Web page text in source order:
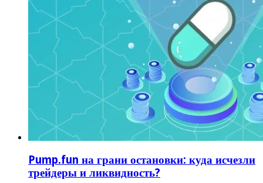
Pump.fun на грани остановки: куда исчезли
трейдеры и ликвидность?